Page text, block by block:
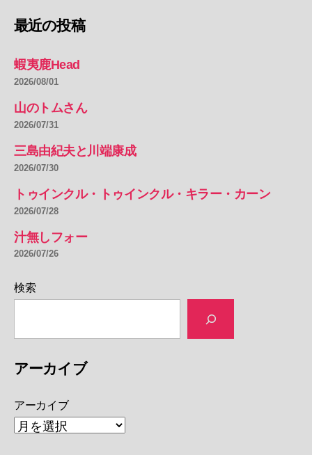
最近の投稿
蝦夷鹿Head
2026/08/01
山のトムさん
2026/07/31
三島由紀夫と川端康成
2026/07/30
トゥインクル・トゥインクル・キラー・カーン
2026/07/28
汁無しフォー
2026/07/26
検索
アーカイブ
アーカイブ